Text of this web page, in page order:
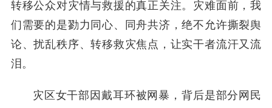
转移公众对灾情与救援的真正关注。灾难面前，我
们需要的是勠力同心、同舟共济，绝不允许撕裂舆
论、扰乱秩序、转移救灾焦点，让实干者流汗又流
泪。
灾区女干部因戴耳环被网暴，背后是部分网民